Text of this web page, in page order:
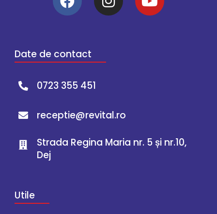
Date de contact
0723 355 451
receptie@revital.ro
Strada Regina Maria nr. 5 și nr.10,
Dej
Utile